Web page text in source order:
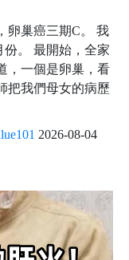
卵巢癌三期C。 我
。 最開始，全家
，一個是卵巢，看
把我們母女的病歷
2026-08-04